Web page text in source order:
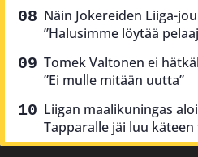
Näin Jokereiden Liiga-
”Halusimme löytää
Tomek Valtonen ei
”Ei mulle mitään uutta”
Liigan maalikuningas
Tapparalle jäi luu käteen